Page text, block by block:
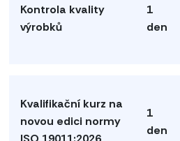
Kontrola kvality
výrobků
1
den
Kvalifikační kurz na
novou edici normy
1
den